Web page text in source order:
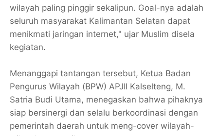
wilayah paling pinggir sekalipun. Goal-nya adalah
seluruh masyarakat Kalimantan Selatan dapat
menikmati jaringan internet," ujar Muslim disela
kegiatan.
​Menanggapi tantangan tersebut, Ketua Badan
Pengurus Wilayah (BPW) APJII Kalselteng, M.
Satria Budi Utama, menegaskan bahwa pihaknya
siap bersinergi dan selalu berkoordinasi dengan
pemerintah daerah untuk meng-cover wilayah-